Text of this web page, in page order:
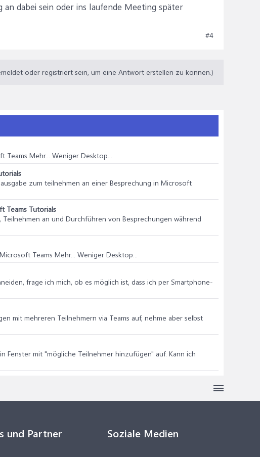
dabei sein oder ins laufende Meeting später
#4
oder registriert sein, um eine Antwort erstellen zu können.)
Teams Mehr... Weniger Desktop...
zum teilnehmen an einer Besprechung in Microsoft
Teams Tutorials
Teilnehmen an und Durchführen von Besprechungen während
Teams Mehr... Weniger Desktop...
frage ich mich, ob es möglich ist, dass ich per Smartphone-
mit mehreren Teilnehmern via Teams auf, nehme aber selbst
Fenster mit "mögliche Teilnehmer hinzufügen" auf. Kann ich
und Partner Soziale Medien